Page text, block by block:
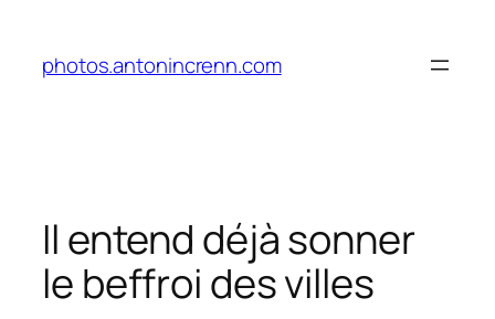
contenu
photos.antonincrenn.com
Il entend déjà sonner
le beffroi des villes